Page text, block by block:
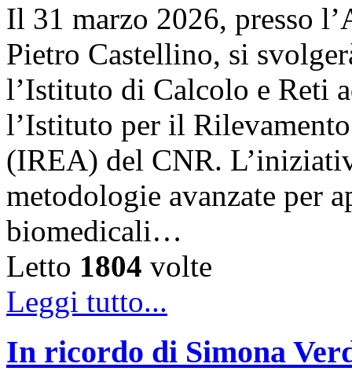
Il 31 marzo 2026, presso
Pietro Castellino, si
l’Istituto di Calcolo e Reti
l’Istituto per il
(IREA) del CNR.
metodologie avanzate per
biomedicali…
Letto 1804 volte
Leggi tutto...
In ricordo di Simona